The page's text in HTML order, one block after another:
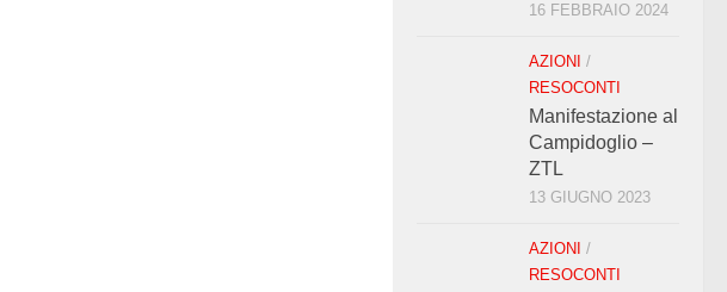
16 FEBBRAIO 2024
AZIONI /
RESOCONTI
Manifestazione al
Campidoglio –
ZTL
13 GIUGNO 2023
AZIONI /
RESOCONTI